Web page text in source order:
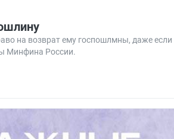
на возврат ему госпошлмны, даже если
Минфина России.